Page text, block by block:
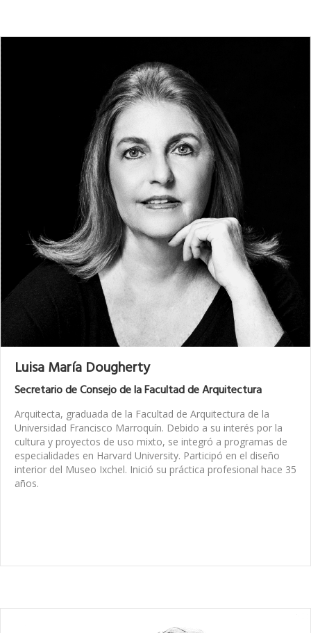
Luisa María Dougherty
Secretario de Consejo de la Facultad de Arquitectura
Arquitecta, graduada de la Facultad de Arquitectura de la
Universidad Francisco Marroquín. Debido a su interés por la
cultura y proyectos de uso mixto, se integró a programas de
especialidades en Harvard University. Participó en el diseño
interior del Museo Ixchel. Inició su práctica profesional hace 35
años.